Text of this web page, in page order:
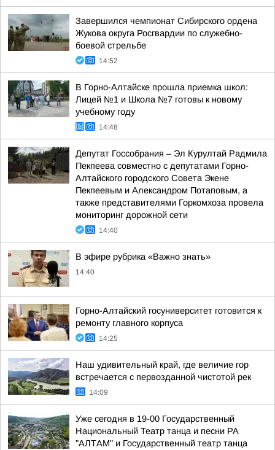
Завершился чемпионат Сибирского ордена
Жукова округа Росгвардии по служебно-
боевой стрельбе
14:52
В Горно-Алтайске прошла приемка школ:
Лицей №1 и Школа №7 готовы к новому
учебному году
14:48
Депутат Госсобрания – Эл Курултай Радмила
Пекпеева совместно с депутатами Горно-
Алтайского городского Совета Экене
Пекпеевым и Александром Потаповым, а
также представителями Горкомхоза провела
мониторинг дорожной сети
14:40
В эфире рубрика «Важно знать»
14:40
Горно-Алтайский госуниверситет готовится к
ремонту главного корпуса
14:25
Наш удивительный край, где величие гор
встречается с первозданной чистотой рек
14:09
Уже сегодня в 19-00 Государственный
Национальный Театр танца и песни РА
"АЛТАМ" и Государственный театр танца